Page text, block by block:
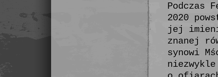
Podczas
2020
jej
znanej
synowi
niezwykle